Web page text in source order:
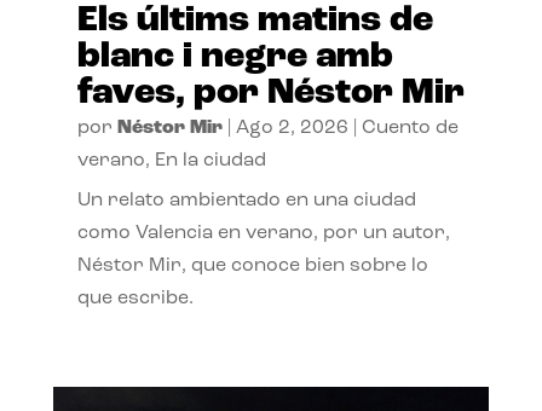
Els últims matins de
blanc i negre amb
faves, por Néstor Mir
por Néstor Mir| Ago 2, 2026
Cuento de
verano, En la ciudad
Un relato ambientado en una ciudad
como Valencia en verano, por un autor,
Néstor Mir, que conoce bien sobre lo
que escribe.